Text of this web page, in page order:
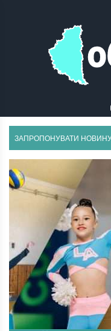
ЗАПРОПОНУВАТИ